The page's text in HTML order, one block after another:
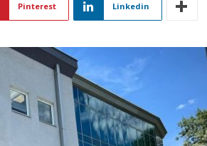
Pinterest Linkedin